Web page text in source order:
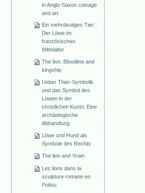
in Anglo-Saxon coinage
and art
Ein mehrdeutiges Tier:
Der Löwe im
französischen
Mittelalter
The lion. Bloodline and
kingship
Ueber Thier-Symbolik
und das Symbol des
Löwen in der
christlichen Kunst. Eine
archäologische
Abhandlung
Löwe und Hund als
Symbole des Rechts
The lion and Yvain
Les lions dans la
sculpture romane en
Poitou